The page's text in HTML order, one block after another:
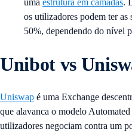
os utilizadores podem ter as
50%, dependendo do nível
Unibot vs
Uniswap é uma Exchange
que alavanca o modelo
utilizadores negociam contra um